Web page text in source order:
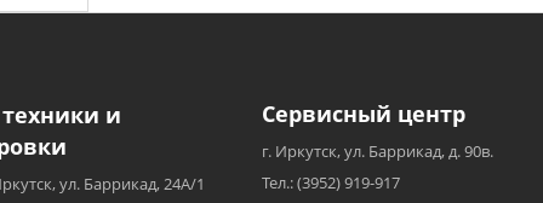
и
ул. Баррикад, 24А/1
Сервисный центр
г. Иркутск, ул. Баррикад, д. 90в.
Тел.: (3952) 919-917